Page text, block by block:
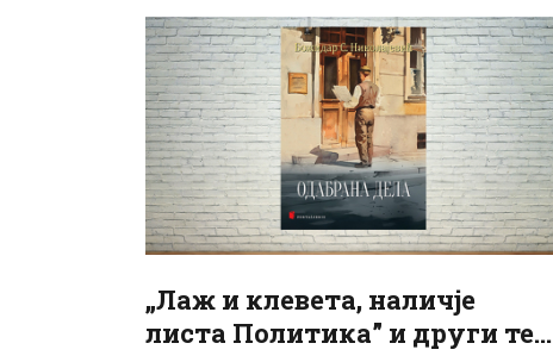
„Лаж и клевета, наличје
листа Политика” и други те…